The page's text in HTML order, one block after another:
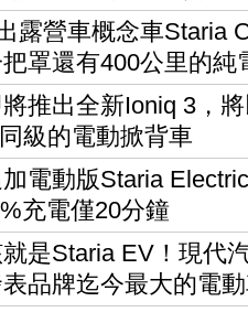
露營車概念車Staria
罩還有400公里的純
推出全新Ioniq 3，
級的電動掀背車
電動版Staria
充電僅20分鐘
是Staria EV！現代
品牌迄今最大的電